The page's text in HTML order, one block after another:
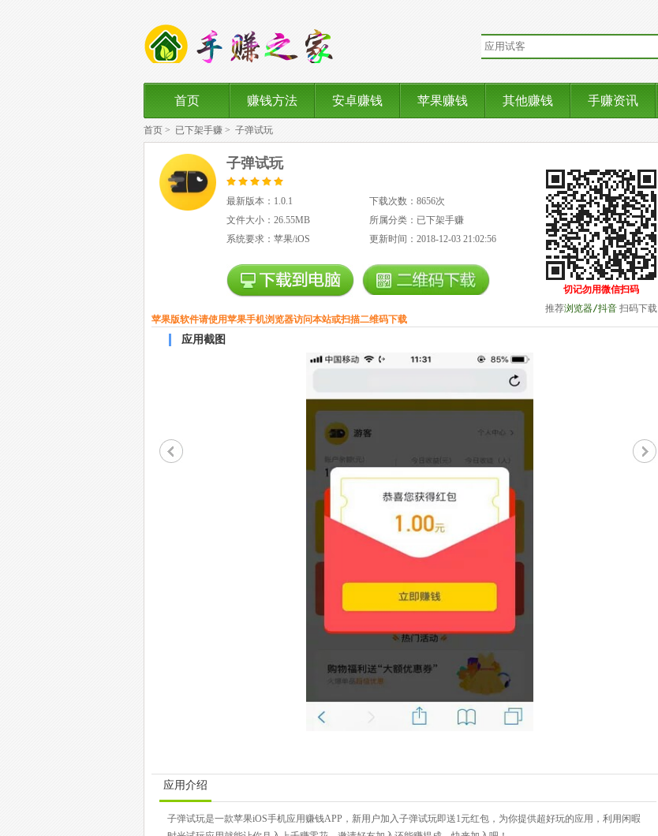
首页 赚钱方法 安卓赚钱 苹果赚钱 其他赚钱 手赚资讯
首页 > 已下架手赚 > 子弹试玩
切记勿用微信扫码
推荐浏览器/抖音 扫码下载
子弹试玩
最新版本：1.0.1
下载次数：8656次
文件大小：26.55MB
所属分类：已下架手赚
系统要求：苹果/iOS
更新时间：2018-12-03 21:02:56
苹果版软件请使用苹果手机浏览器访问本站或扫描二维码下载
应用截图
应用介绍
子弹试玩是一款苹果iOS手机应用赚钱APP，新用户加入子弹试玩即送1元红包，为你提供超好玩的应用，利用闲暇